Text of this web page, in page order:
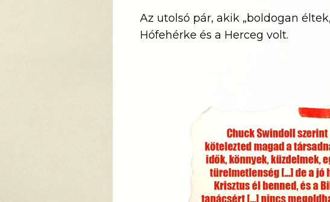
Az utolsó pár, akik „boldogan
Hófehérke és a Herceg volt.